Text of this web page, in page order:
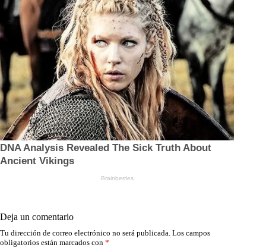
Deja un comentario
Tu dirección de correo electrónico no será publicada. Los campos
obligatorios están marcados con *